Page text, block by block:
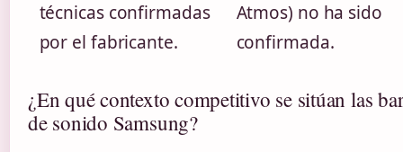
técnicas confirmadas
por el fabricante.
Atmos) no ha sido
confirmada.
¿En qué contexto competitivo se sitúan las
de sonido Samsung?